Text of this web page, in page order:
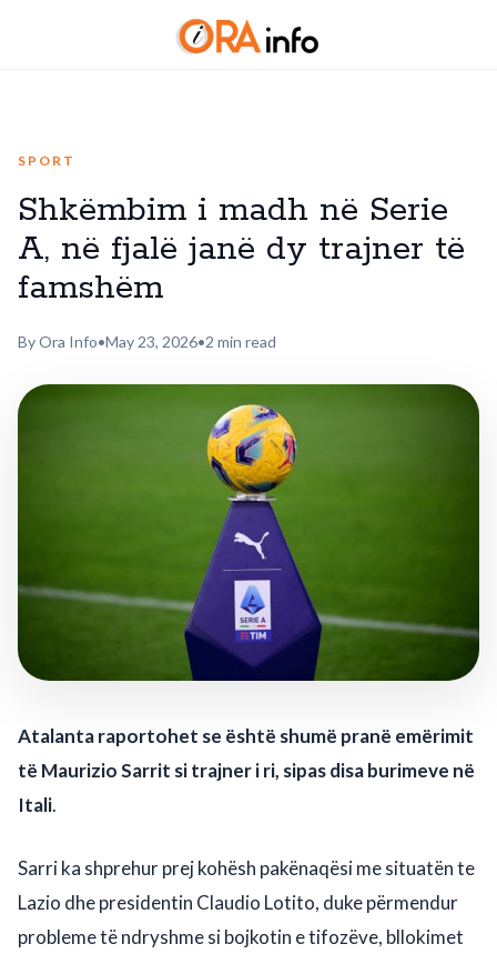
SPORT
Shkëmbim i madh në Serie
A, në fjalë janë dy trajner të
famshëm
By Ora Info•May 23, 2026•2 min read
Atalanta raportohet se është shumë pranë emërimit
të Maurizio Sarrit si trajner i ri, sipas disa burimeve në
Itali.
Sarri ka shprehur prej kohësh pakënaqësi me situatën te
Lazio dhe presidentin Claudio Lotito, duke përmendur
probleme të ndryshme si bojkotin e tifozëve, bllokimet